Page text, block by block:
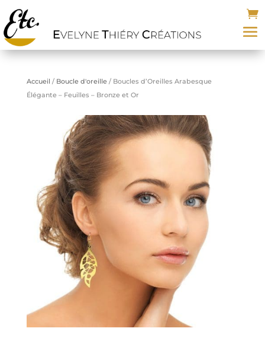
Accueil / Boucle d'oreille/ Boucles d’Oreilles Arabesque
Élégante – Feuilles – Bronze et Or